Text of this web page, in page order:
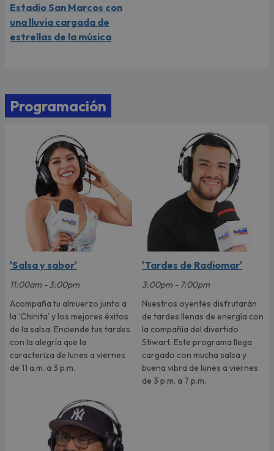
Estadio San Marcos con
una lluvia cargada de
estrellas de la música
Programación
'Salsa y sabor'
11:00am - 3:00pm
Acompaña tu almuerzo junto a
la ‘Chinita’ y los mejores éxitos
de la salsa. Enciende tus tardes
con la alegría que la
caracteriza de lunes a viernes
de 11 a.m. a 3 p.m.
'Tardes de Radiomar'
3:00pm - 7:00pm
Nuestros oyentes disfrutarán
de tardes llenas de energía con
la compañía del divertido
Stiwart. Este programa llega
cargado con mucha salsa y
buena vibra de lunes a viernes
de 3 p.m. a 7 p.m.